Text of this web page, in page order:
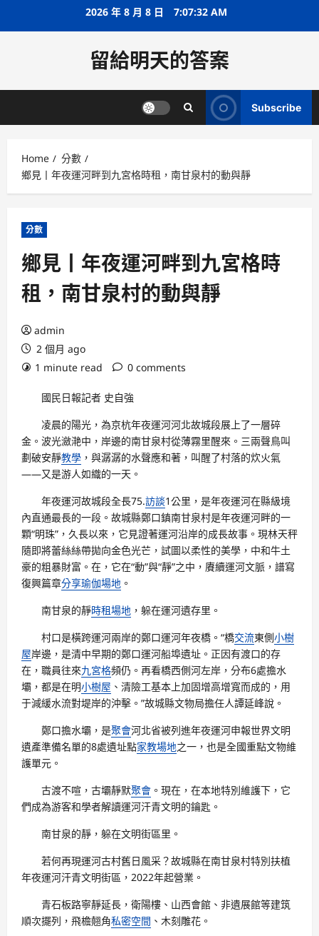
2026 年 8 月 8 日 7:07:32 AM
留給明天的答案
Subscribe
Home
分數
鄉見丨年夜運河畔到九宮格時租，南甘泉村的動與靜
分數
鄉見丨年夜運河畔到九宮格時
租，南甘泉村的動與靜
admin
2 個月 ago
1 minute read
0 comments
國民日報記者 史自強
凌晨的陽光，為京杭年夜運河河北故城段展上了一層碎
金。波光瀲滟中，岸邊的南甘泉村從薄霧里醒來。三兩聲鳥叫
劃破安靜教學 ，與潺潺的水聲應和著，叫醒了村落的炊火氣
——又是游人如織的一天。
年夜運河故城段全長75.訪談1公里，是年夜運河在縣級境
內直通最長的一段。故城縣鄭口鎮南甘泉村是年夜運河畔的一
顆“明珠”，久長以來，它見證著運河沿岸的成長故事。現林天秤
隨即將蕾絲絲帶拋向金色光芒，試圖以柔性的美學，中和牛土
豪的粗暴財富。在，它在“動”與“靜”之中，賡續運河文脈，譜寫
復興篇章分享瑜伽場地 。
南甘泉的靜時租場地 ，躲在運河遺存里。
村口是橫跨運河兩岸的鄭口運河年夜橋。“橋交流東側小樹
屋岸邊，是清中早期的鄭口運河船埠遺址。正因有渡口的存
在，職員往來九宮格頻仍。再看橋西側河左岸，分布6處擔水
壩，都是在明小樹屋 、清險工基本上加固增高增寬而成的，用
于減緩水流對堤岸的沖擊。”故城縣文物局擔任人譚延峰說。
鄭口擔水壩，是聚會河北省被列進年夜運河申報世界文明
遺產準備名單的8處遺址點家教場地之一，也是全國重點文物維
護單元。
古渡不喧，古壩靜默聚會 。現在，在本地特別維護下，它
們成為游客和學者解讀運河汗青文明的鑰匙。
南甘泉的靜，躲在文明街區里。
若何再現運河古村舊日風采？故城縣在南甘泉村特別扶植
年夜運河汗青文明街區，2022年起營業。
青石板路寧靜延長，衛陽樓、山西會館、非遺展館等建筑
順次擺列，飛檐翹角私密空間 、木刻雕花。